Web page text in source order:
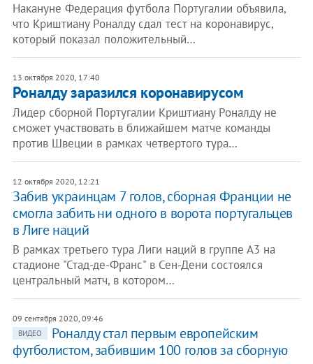
Накануне Федерация футбола Португалии объявила,
что Криштиану Роналду сдал тест на коронавирус,
который показал положительный…
13 октября 2020, 17:40
Роналду заразился коронавирусом
Лидер сборной Португалии Криштиану Роналду не
сможет участвовать в ближайшем матче команды
против Швеции в рамках четвертого тура…
12 октября 2020, 12:21
Забив украинцам 7 голов, сборная Франции не
смогла забить ни одного в ворота португальцев
в Лиге наций
В рамках третьего тура Лиги наций в группе А3 на
стадионе "Стад-де-Франс" в Сен-Дени состоялся
центральный матч, в котором…
09 сентября 2020, 09:46
ВИДЕО
Роналду стал первым европейским
футболистом, забившим 100 голов за сборную